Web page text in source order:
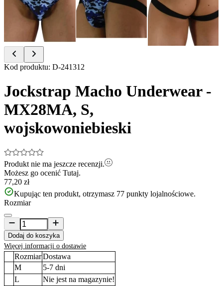
Item
of
3
Kod produktu: D-241312
Jockstrap Macho Underwear -
MX28MA, S,
wojskowoniebieski
Produkt nie ma jeszcze recenzji.
Możesz go ocenić Tutaj.
77,20 zł
Kupując ten produkt, otrzymasz 77 punkty lojalnościowe.
Rozmiar
Dodaj do koszyka
Więcej informacji o dostawie
RozmiarDostawa
M
5-7 dni
L
Nie jest na magazynie!